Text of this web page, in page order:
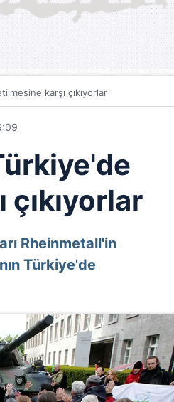
karşı çıkıyorlar
Rheinmetall'in
Türkiye'de